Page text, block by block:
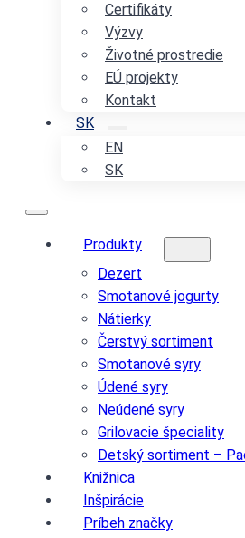
Certifikáty
Výzvy
Životné prostredie
EÚ projekty
Kontakt
SK
EN
SK
Produkty
Dezert
Smotanové jogurty
Nátierky
Čerstvý sortiment
Smotanové syry
Údené syry
Neúdené syry
Grilovacie špeciality
Detský sortiment –
Knižnica
Inšpirácie
Príbeh značky